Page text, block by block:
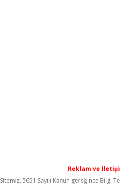
Reklam ve
Sitemiz, 5651 Sayılı Kanun gereğince